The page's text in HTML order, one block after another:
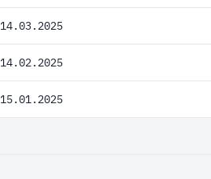
14.03.2025
14.02.2025
15.01.2025